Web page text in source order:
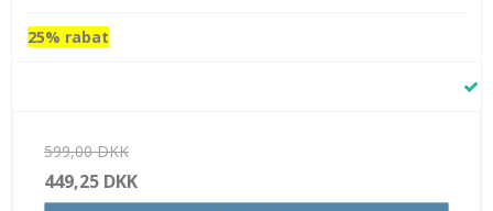
25% rabat
599,00 DKK
449,25 DKK